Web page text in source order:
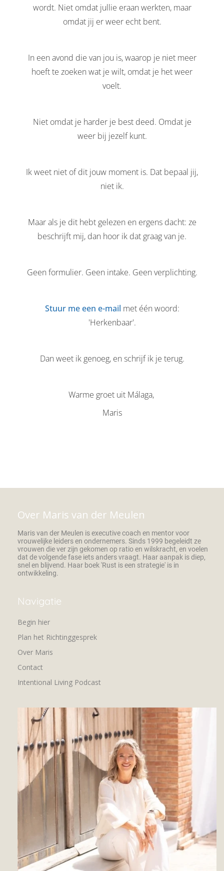
wordt. Niet omdat jullie eraan werkten, maar
omdat jij er weer echt bent.
In een avond die van jou is, waarop je niet meer
hoeft te zoeken wat je wilt, omdat je het weer
voelt.
Niet omdat je harder je best deed. Omdat je
weer bij jezelf kunt.
Ik weet niet of dit jouw moment is. Dat bepaal jij,
niet ik.
Maar als je dit hebt gelezen en ergens dacht: ze
beschrijft mij, dan hoor ik dat graag van je.
Geen formulier. Geen intake. Geen verplichting.
Stuur me een e-mail met één woord:
'Herkenbaar'.
Dan weet ik genoeg, en schrijf ik je terug.
Warme groet uit Málaga,
Maris
Over Maris van der Meulen
Maris van der Meulen is executive coach en mentor voor
vrouwelijke leiders en ondernemers. Sinds 1999 begeleidt ze
vrouwen die ver zijn gekomen op ratio en wilskracht, en voelen
dat de volgende fase iets anders vraagt. Haar aanpak is diep,
snel en blijvend. Haar boek 'Rust is een strategie' is in
ontwikkeling.
Navigatie
Begin hier
Plan het Richtinggesprek
Over Maris
Contact
Intentional Living Podcast